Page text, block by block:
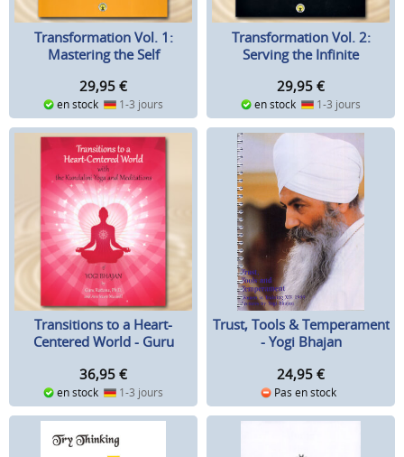
Transformation Vol. 1:
Mastering the Self
29,95 €
en stock 1-3 jours
Transformation Vol. 2:
Serving the Infinite
29,95 €
en stock 1-3 jours
Transitions to a Heart-
Centered World - Guru
36,95 €
en stock 1-3 jours
Trust, Tools & Temperament
- Yogi Bhajan
24,95 €
Pas en stock